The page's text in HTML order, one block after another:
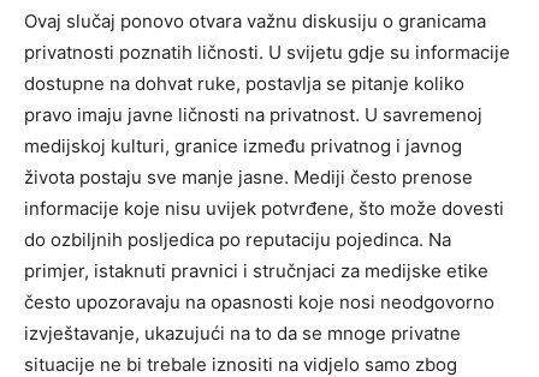
Ovaj slučaj ponovo otvara važnu diskusiju o granicama
privatnosti poznatih ličnosti. U svijetu gdje su informacije
dostupne na dohvat ruke, postavlja se pitanje koliko
pravo imaju javne ličnosti na privatnost. U savremenoj
medijskoj kulturi, granice između privatnog i javnog
života postaju sve manje jasne. Mediji često prenose
informacije koje nisu uvijek potvrđene, što može dovesti
do ozbiljnih posljedica po reputaciju pojedinca. Na
primjer, istaknuti pravnici i stručnjaci za medijske etike
često upozoravaju na opasnosti koje nosi neodgovorno
izvještavanje, ukazujući na to da se mnoge privatne
situacije ne bi trebale iznositi na vidjelo samo zbog